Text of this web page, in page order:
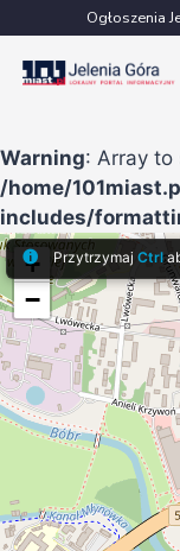
do
treści
Ogłoszenia
Warning: Array to
/home/
includes/
+
−
Przytrzymaj Ctrl